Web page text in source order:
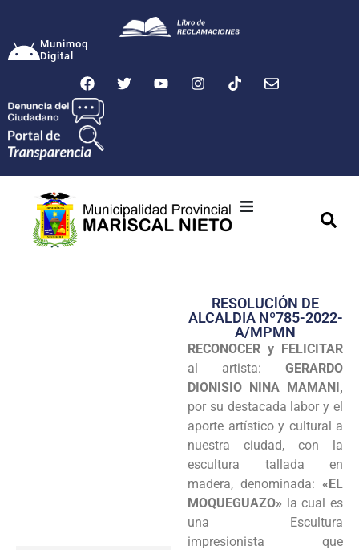
Munimoq
Digital
Transparencia
Seguridad
Programas
Intranet
RESOLUClÓN DE
ALCALDIA Nº785-2022-
A/MPMN
RECONOCER y FELICITAR
al artista: GERARDO
DIONISIO NINA MAMANI,
por su destacada labor y el
aporte artístico y cultural a
nuestra ciudad, con la
escultura tallada en
madera, denominada: «EL
MOQUEGUAZO» la cual es
una Escultura
impresionista que